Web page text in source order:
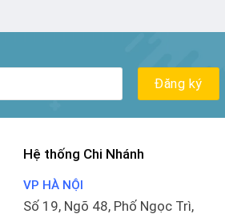
Hệ thống Chi Nhánh
VP HÀ NỘI
Số 19, Ngõ 48, Phố Ngọc Trì,